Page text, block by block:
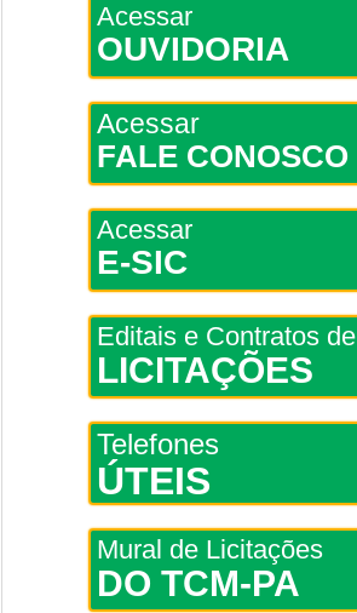
Acessar
OUVIDORIA
Acessar
FALE CONOSCO
Acessar
E-SIC
Editais e Contratos de
LICITAÇÕES
Telefones
ÚTEIS
Mural de Licitações
DO TCM-PA